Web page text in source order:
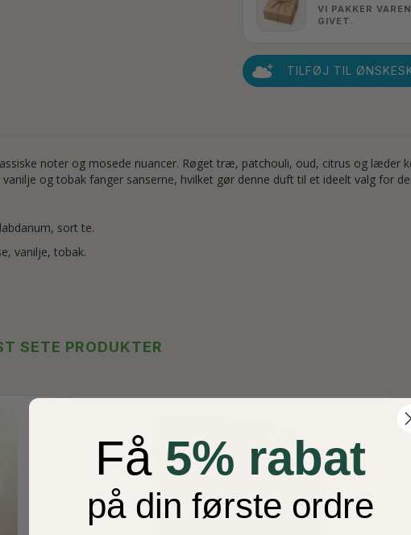
VI PAKKER
GIVET.
TILFØJ TIL
noter og mosede nuancer. Røget træ, patchouli, oud, citrus og
og tobak fanger sanserne, hvilket gør denne duft til et ideelt valg for
sort te.
vanilje, tobak.
SETE PRODUKTER
Få 5% rabat
på din første ordre